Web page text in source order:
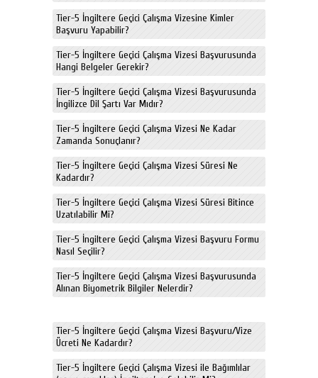
Tier-5 İngiltere Geçici Çalışma Vizesine Kimler
Başvuru Yapabilir?
Tier-5 İngiltere Geçici Çalışma Vizesi Başvurusunda
Hangi Belgeler Gerekir?
Tier-5 İngiltere Geçici Çalışma Vizesi Başvurusunda
İngilizce Dil Şartı Var Mıdır?
Tier-5 İngiltere Geçici Çalışma Vizesi Ne Kadar
Zamanda Sonuçlanır?
Tier-5 İngiltere Geçici Çalışma Vizesi Süresi Ne
Kadardır?
Tier-5 İngiltere Geçici Çalışma Vizesi Süresi Bitince
Uzatılabilir Mi?
Tier-5 İngiltere Geçici Çalışma Vizesi Başvuru Formu
Nasıl Seçilir?
Tier-5 İngiltere Geçici Çalışma Vizesi Başvurusunda
Alınan Biyometrik Bilgiler Nelerdir?
Tier-5 İngiltere Geçici Çalışma Vizesi Başvuru/Vize
Ücreti Ne Kadardır?
Tier-5 İngiltere Geçici Çalışma Vizesi ile Bağımlılar